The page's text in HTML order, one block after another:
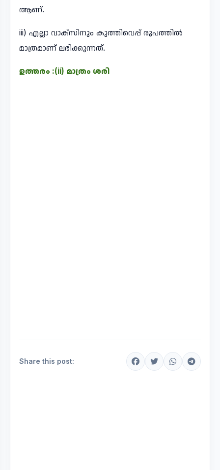
ആണ്.
iii) എല്ലാ വാക്സിനും കുത്തിവെപ്പ് രൂപത്തിൽ
മാത്രമാണ് ലഭിക്കുന്നത്.
ഉത്തരം :(ii) മാത്രം ശരി
Share this post: